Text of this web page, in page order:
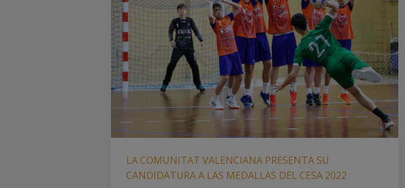
LA COMUNITAT VALENCIANA PRESENTA SU
CANDIDATURA A LAS MEDALLAS DEL CESA 2022